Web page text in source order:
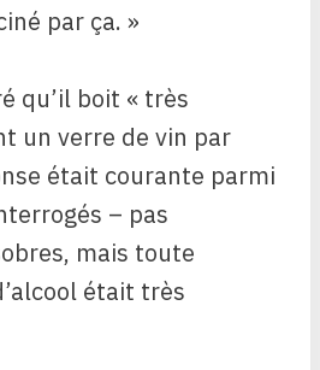
par ça. »
qu’il boit « très
un verre de vin par
était courante parmi
– pas
mais toute
était très